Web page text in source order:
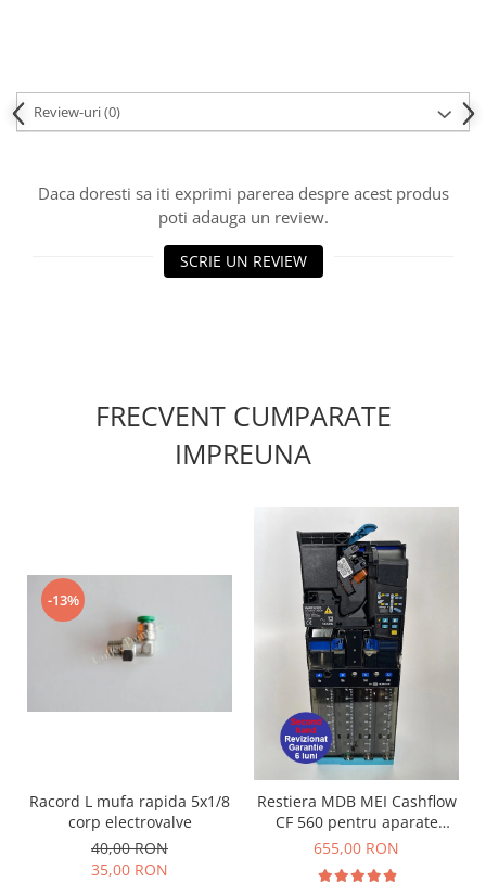
Review-uri(0)
Daca doresti sa iti exprimi parerea despre acest produs
poti adauga un review.
SCRIE UN REVIEW
FRECVENT CUMPARATE
IMPREUNA
-13%
Racord L mufa rapida 5x1/8
corp electrovalve
40,00 RON
35,00 RON
Restiera MDB MEI Cashflow
CF 560 pentru aparate
cafea si snack
655,00 RON